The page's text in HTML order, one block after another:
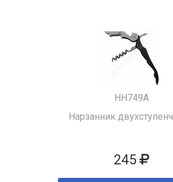
HH749A
Нарзанник
245